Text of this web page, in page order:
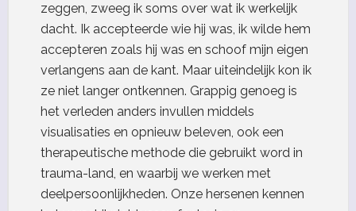
zeggen, zweeg ik soms over wat ik werkelijk
dacht. Ik accepteerde wie hij was, ik wilde hem
accepteren zoals hij was en schoof mijn eigen
verlangens aan de kant. Maar uiteindelijk kon ik
ze niet langer ontkennen. Grappig genoeg is
het verleden anders invullen middels
visualisaties en opnieuw beleven, ook een
therapeutische methode die gebruikt word in
trauma-land, en waarbij we werken met
deelpersoonlijkheden. Onze hersenen kennen